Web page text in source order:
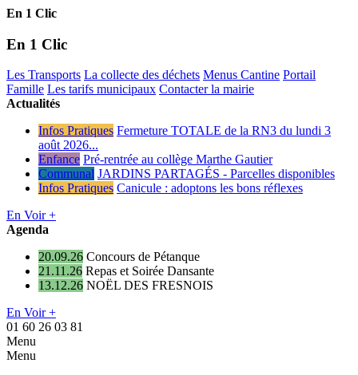
En 1 Clic
En 1 Clic
Les Transports La collecte des déchets Menus Cantine Portail
Famille Les tarifs municipaux Contacter la mairie
Actualités
Infos Pratiques Fermeture TOTALE de la RN3 du lundi 3
août 2026...
Enfance Pré-rentrée au collège Marthe Gautier
Communal JARDINS PARTAGÉS - Parcelles disponibles
Infos Pratiques Canicule : adoptons les bons réflexes
En Voir +
Agenda
20.09.26 Concours de Pétanque
21.11.26 Repas et Soirée Dansante
13.12.26 NOËL DES FRESNOIS
En Voir +
01 60 26 03 81
Menu
Menu